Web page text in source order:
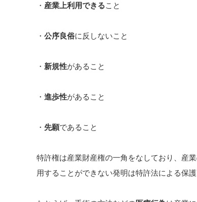
・ 産業上利用できること
・ 公序良俗に反しないこと
・ 新規性があること
・ 進歩性があること
・ 先願であること
特許権は産業財産権の一角をなしており、産
用することができない発明は特許法による保